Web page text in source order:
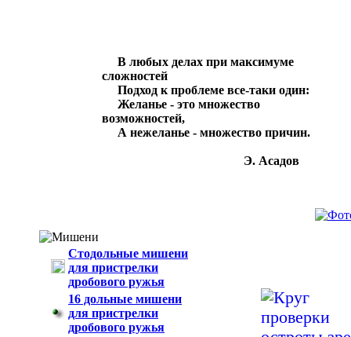
В любых делах при максимуме
сложностей
Подход к проблеме все-таки один:
Желанье - это множество
возможностей,
А нежеланье - множество причин.
Э. Асадов
Стодольные мишени
для пристрелки
дробового ружья
16 дольные мишени
для пристрелки
дробового ружья